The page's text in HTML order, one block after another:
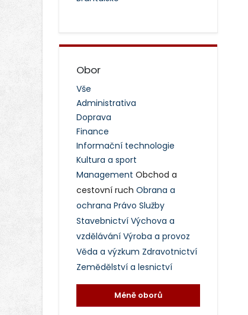
Obor
Vše
Administrativa
Doprava
Finance
Informační technologie
Kultura a sport
Management Obchod a
cestovní ruch Obrana a
ochrana Právo Služby
Stavebnictví Výchova a
vzdělávání Výroba a provoz
Věda a výzkum Zdravotnictví
Zemědělství a lesnictví
Méně oborů